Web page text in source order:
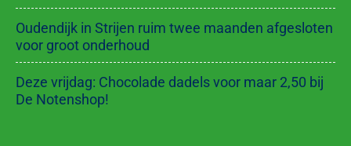
Oudendijk in Strijen ruim twee maanden afgesloten
voor groot onderhoud
Deze vrijdag: Chocolade dadels voor maar 2,50 bij
De Notenshop!